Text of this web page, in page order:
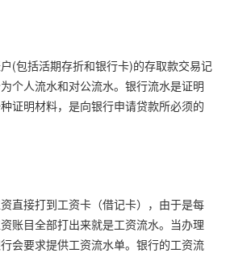
(包括活期存折和银行卡)的存取款交易记
个人流水和对公流水。银行流水是证明
证明材料，是向银行申请贷款所必须的
直接打到工资卡（借记卡），由于是每
账目全部打出来就是工资流水。当办理
会要求提供工资流水单。银行的工资流